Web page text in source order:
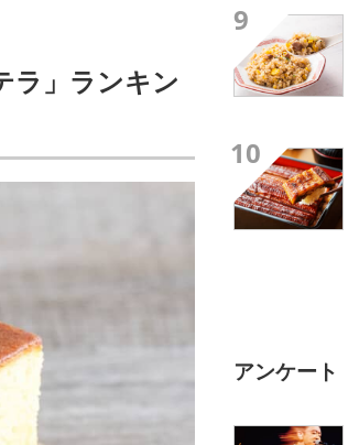
ラ」ランキン
9
10
アンケート